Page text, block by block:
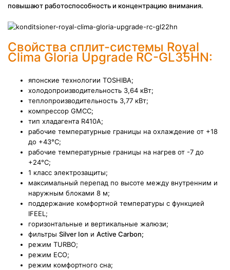
повышают работоспособность и концентрацию внимания.
Свойства сплит-системы Royal
Clima Gloria Upgrade RC-GL35HN:
японские технологии TOSHIBA;
холодопроизводительность 3,64 кВт;
теплопроизводительность 3,77 кВт;
компрессор GMCC;
тип хладагента R410A;
рабочие температурные границы на охлаждение от +18
до +43°С;
рабочие температурные границы на нагрев от -7 до
+24°С;
1 класс электрозащиты;
максимальный перепад по высоте между внутренним и
наружным блоками 8 м;
поддержание комфортной температуры с функцией
IFEEL;
горизонтальные и вертикальные жалюзи;
фильтры Silver Ion и Active Carbon;
режим TURBO;
режим ECO;
режим комфортного сна;